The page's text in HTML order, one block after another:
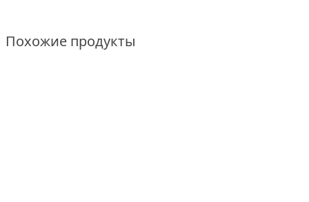
Похожие продукты